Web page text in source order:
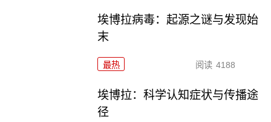
埃博拉病毒：起源之谜与发现始
末
最热 阅读 4188
埃博拉：科学认知症状与传播途
径